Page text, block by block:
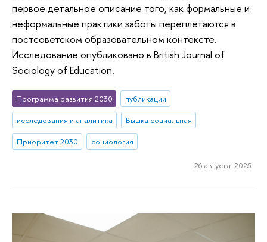
первое детальное описание того, как формальные и
неформальные практики заботы переплетаются в
постсоветском образовательном контексте.
Исследование опубликовано в British Journal of
Sociology of Education.
Программа развития 2030
публикации
исследования и аналитика
Вышка социальная
Приоритет 2030
социология
26 августа 2025